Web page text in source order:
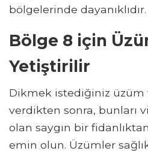
bölgelerinde dayanıklıdır.
Bölge 8 için
Yetiştirilir
Dikmek istediğiniz üzüm
verdikten sonra, bunları
olan saygın bir fidanlıktan
emin olun. Üzümler